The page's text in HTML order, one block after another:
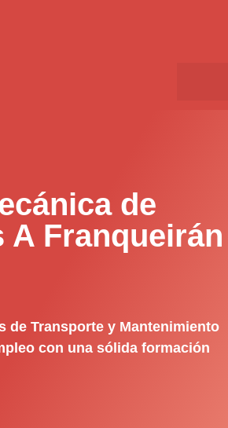
de
Franqueirán
de Transporte y Mantenimiento
con una sólida formación